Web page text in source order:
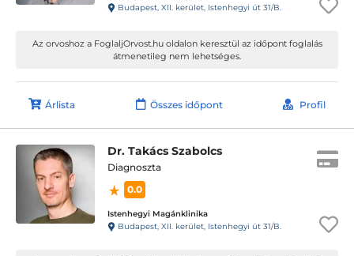
Budapest, XII. kerület, Istenhegyi út 31/B.
Az orvoshoz a FoglaljOrvost.hu oldalon keresztül az időpont foglalás
átmenetileg nem lehetséges.
Árlista Összes időpont Profil
Dr. Takács Szabolcs
Diagnoszta
0.0
Istenhegyi Magánklinika
Budapest, XII. kerület, Istenhegyi út 31/B.